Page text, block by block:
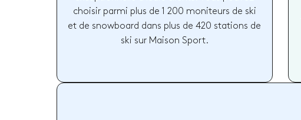
choisir parmi plus de 1 200 moniteurs de ski
et de snowboard dans plus de 420 stations de
ski sur Maison Sport.